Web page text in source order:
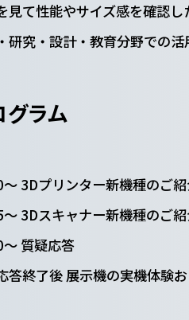
見て性能やサイズ感を確認し
研究・設計・教育分野での
ラム
3Dプリンター新機種のご
3Dスキャナー新機種のご
質疑応答
答終了後 展示機の実機体験